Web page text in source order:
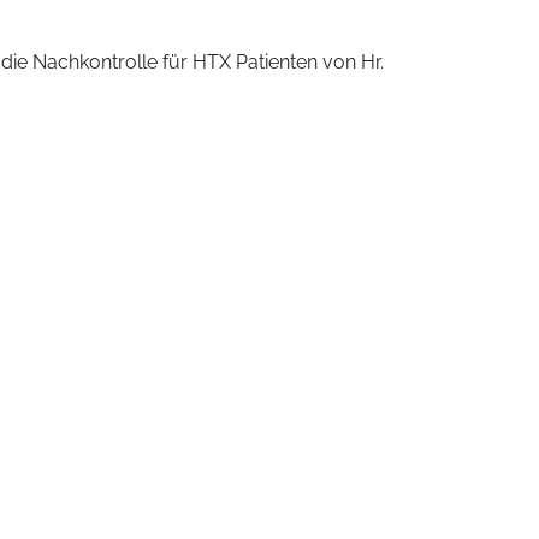
Nachkontrolle für HTX Patienten von Hr.